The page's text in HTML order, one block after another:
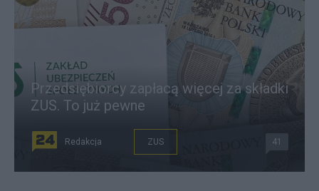
Przedsiębiorcy zapłacą więcej za składki
ZUS. To już pewne
Redakcja ZUS 41